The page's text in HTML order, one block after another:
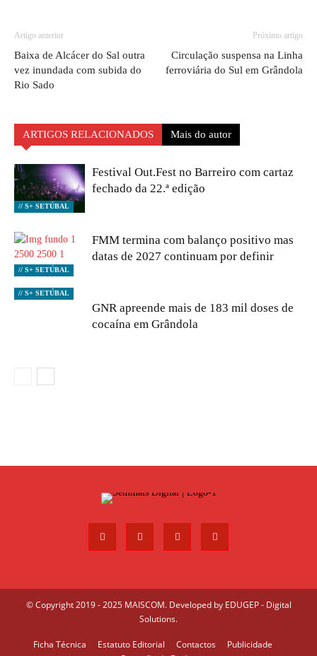
Artigo anterior
Baixa de Alcácer do Sal outra
vez inundada com subida do
Rio Sado
Próximo artigo
Circulação suspensa na Linha
ferroviária do Sul em Grândola
ARTIGOS RELACIONADOS Mais do autor
// S+ SETÚBAL
Festival Out.Fest no Barreiro com cartaz
fechado da 22.ª edição
// S+ SETÚBAL
FMM termina com balanço positivo mas
datas de 2027 continuam por definir
// S+ SETÚBAL
GNR apreende mais de 183 mil doses de
cocaína em Grândola
© Copyright 2019 - 2025 MAISCOM. Developed by EDUGEP - Digital
Solutions.
Ficha Técnica Estatuto Editorial Contactos
Publicidade